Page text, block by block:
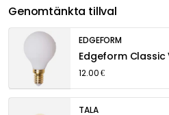
Genomtänkta tillval
EDGEFORM
12.00 €
TALA